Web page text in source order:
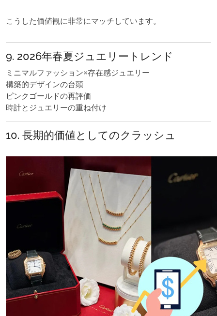
こうした価値観に非常にマッチしています。
9. 2026年春夏ジュエリートレンド
ミニマルファッション×存在感ジュエリー
構築的デザインの台頭
ピンクゴールドの再評価
時計とジュエリーの重ね付け
10. 長期的価値としてのクラッシュ